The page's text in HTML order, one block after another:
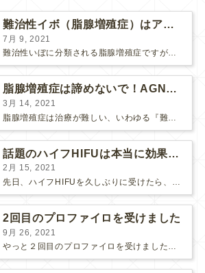
難治性イボ（脂腺増殖症）はアグネスAGNESが効果的です！
7月 9, 2021
難治性いぼに分類される脂腺増殖症ですが、脂腺増殖症はAGNESアグネスにとても良く反応して、きれいに治すことができます。 ↑ 脂腺増殖症をアグネスAGNESで３回治療した1ヶ月後の写真です。...
脂腺増殖症は諦めないで！AGNESアグネス治療でツルツル肌に！
3月 14, 2021
話題のハイフHIFUは本当に効果があるのか？
2月 15, 2021
先日、ハイフHIFUを久しぶりに受けたら、顔の調子がとても良い感じです♪ 私はハイフHIFU後はいつも３日位、人には気付かれない程度に軽く腫れて、その後、グングンと顔が引き締まります。 ...
2回目のプロファイロを受けました
9月 26, 2021
やっと２回目のプロファイロを受けました。 ↑ 写真はプロファイロ翌日です。 この距離の写真では凹凸は映らないですし、 実物も、首がよく見ると凹凸が残っている位で、 それも３日で...